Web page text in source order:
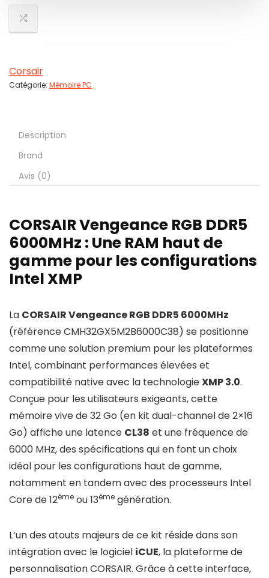
Corsair
Catégorie: Mémoire PC
Description
Brand
Avis (0)
CORSAIR Vengeance RGB DDR5
6000MHz : Une RAM haut de
gamme pour les configurations
Intel XMP
La CORSAIR Vengeance RGB DDR5 6000MHz
(référenceCMH32GX5M2B6000C38) se positionne
comme une solution premium pour les plateformes
Intel, combinant performances élevées et
compatibilité native avec la technologieXMP 3.0.
Conçue pour les utilisateurs exigeants, cette
mémoire vive de 32 Go (en kit dual-channel de 2×16
Go) affiche une latence CL38 et une fréquence de
6000 MHz, des spécifications qui en font un choix
idéal pour les configurations haut de gamme,
notamment en tandem avec des processeurs Intel
Core de 12ème ou 13ème génération.
L’un des atouts majeurs de ce kit réside dans son
intégration avec le logiciel iCUE, la plateforme de
personnalisation CORSAIR. Grâce à cette interface,